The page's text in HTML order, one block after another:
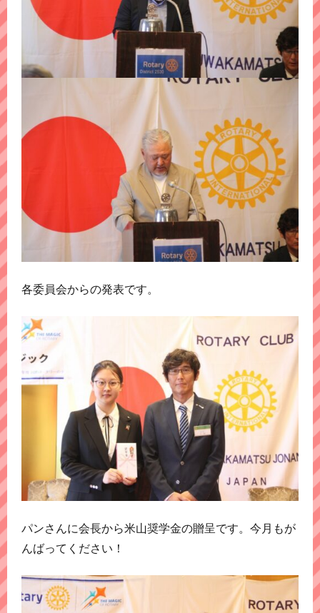
各委員会からの発表です。
パンさんに会長から米山奨学金の贈呈です。今月もが
んばってください！